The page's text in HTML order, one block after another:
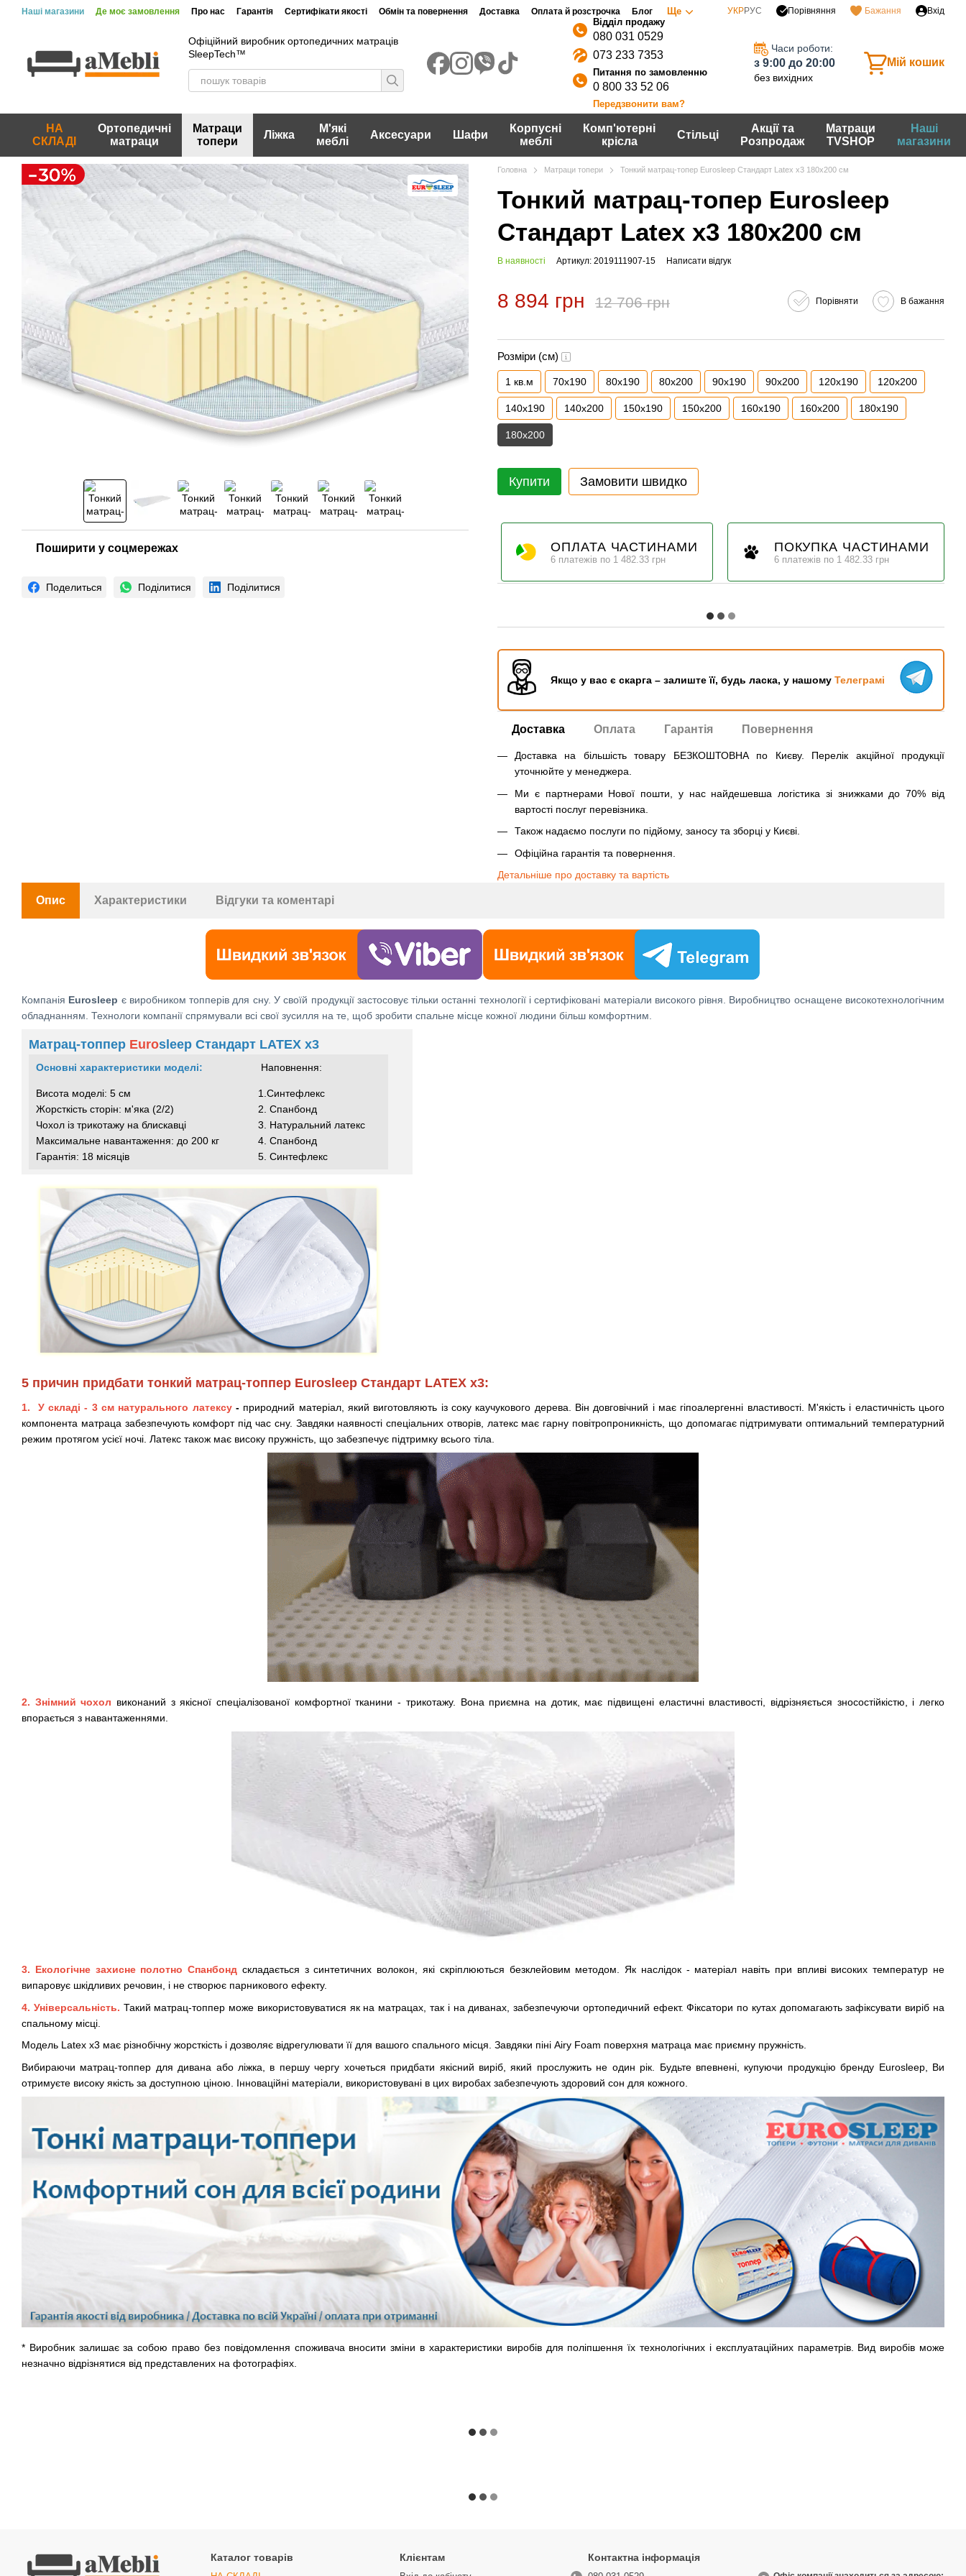
Перейти до основного контенту
Наші магазини Де моє замовлення Про нас Гарантія Сертифікати якості Обмін та повернення Доставка Оплата й розстрочка Блог Ще УКРРУС Порівняння Бажання Вхід
Офіційний виробник ортопедичних матраців
SleepTech™
080 031 0529
073 233 7353
0 800 33 52 06
Передзвонити вам?
Часи роботи:
з 9:00 до 20:00
без вихідних
Мій кошик
НА
СКЛАДІ
Ортопедичні
матраци
Матраци
топери
Ліжка
М'які
меблі
Аксесуари Шафи
Корпусні
меблі
Комп'ютерні
крісла
Стільці
Акції та
Розпродаж
Матраци
TVSHOP
Наші
магазини
Поширити у соцмережах
Поделиться Поділитися Поділитися
Головна Матраци топери Тонкий матрац-топер Eurosleep Стандарт Latex x3 180х200 см
Тонкий матрац-топер Eurosleep
Стандарт Latex x3 180х200 см
В наявності Артикул: 2019111907-15 Написати відгук
8 894 грн 12 706 грн Порівняти В бажання
Розміри (см)
1 кв.м 70x190 80x190 80x200 90x190 90x200 120x190 120x200
140x190 140x200 150x190 150x200 160x190 160x200 180x190
180x200
Купити Замовити швидко
ОПЛАТА ЧАСТИНАМИ
6 платежів по 1 482.33 грн
ПОКУПКА ЧАСТИНАМИ
6 платежів по 1 482.33 грн
Якщо у вас є скарга – залиште її, будь ласка, у нашому Телеграмі
Доставка Оплата Гарантія Повернення
Доставка на більшість товару БЕЗКОШТОВНА по Києву. Перелік акційної продукції
уточнюйте у менеджера.
Ми є партнерами Нової пошти, у нас найдешевша логістика зі знижками до 70% від
вартості послуг перевізника.
Також надаємо послуги по підйому, заносу та зборці у Києві.
Офіційна гарантія та повернення.
Детальніше про доставку та вартість
Опис Характеристики Відгуки та коментарі
Компанія Eurosleep є виробником топперів для сну. У своїй продукції застосовує тільки останні технології і сертифіковані матеріали високого рівня. Виробництво оснащене високотехнологічним
обладнанням. Технологи компанії спрямували всі свої зусилля на те, щоб зробити спальне місце кожної людини більш комфортним.
Матрац-топпер Eurosleep Стандарт LATEX x3
Основні характеристики моделі: Наповнення:
Висота моделі: 5 см
Жорсткість сторін: м'яка (2/2)
Чохол із трикотажу на блискавці
Максимальне навантаження: до 200 кг
Гарантія: 18 місяців
1.Синтефлекс
2. Спанбонд
3. Натуральний латекс
4. Спанбонд
5. Синтефлекс
5 причин придбати тонкий матрац-топпер Eurosleep Стандарт LATEX x3:
1. У складі - 3 см натурального латексу - природний матеріал, який виготовляють із соку каучукового дерева. Він довговічний і має гіпоалергенні властивості. М'якість і еластичність цього
компонента матраца забезпечують комфорт під час сну. Завдяки наявності спеціальних отворів, латекс має гарну повітропроникність, що допомагає підтримувати оптимальний температурний
режим протягом усієї ночі. Латекс також має високу пружність, що забезпечує підтримку всього тіла.
2. Знімний чохол виконаний з якісної спеціалізованої комфортної тканини - трикотажу. Вона приємна на дотик, має підвищені еластичні властивості, відрізняється зносостійкістю, і легко
впорається з навантаженнями.
3. Екологічне захисне полотно Спанбонд складається з синтетичних волокон, які скріплюються безклейовим методом. Як наслідок - матеріал навіть при впливі високих температур не
випаровує шкідливих речовин, і не створює парникового ефекту.
4. Універсальність. Такий матрац-топпер може використовуватися як на матрацах, так і на диванах, забезпечуючи ортопедичний ефект. Фіксатори по кутах допомагають зафіксувати виріб на
спальному місці.
Модель Latex x3 має різнобічну жорсткість і дозволяє відрегулювати її для вашого спального місця. Завдяки піні Airy Foam поверхня матраца має приємну пружність.
Вибираючи матрац-топпер для дивана або ліжка, в першу чергу хочеться придбати якісний виріб, який прослужить не один рік. Будьте впевнені, купуючи продукцію бренду Eurosleep, Ви
отримуєте високу якість за доступною ціною. Інноваційні матеріали, використовувані в цих виробах забезпечують здоровий сон для кожного.
* Виробник залишає за собою право без повідомлення споживача вносити зміни в характеристики виробів для поліпшення їх технологічних і експлуатаційних параметрів. Вид виробів може
незначно відрізнятися від представлених на фотографіях.
Каталог товарів Клієнтам Контактна інформація